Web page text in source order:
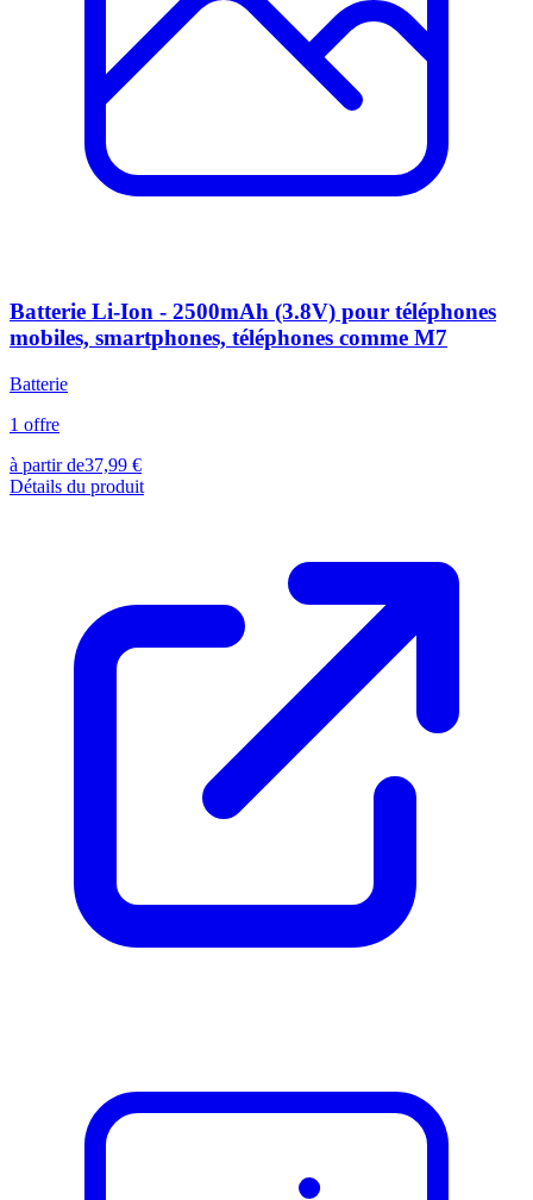
Batterie Li-Ion - 2500mAh (3.8V) pour téléphones
mobiles, smartphones, téléphones comme M7
Batterie
1 offre
à partir de37,99 €
Détails du produit